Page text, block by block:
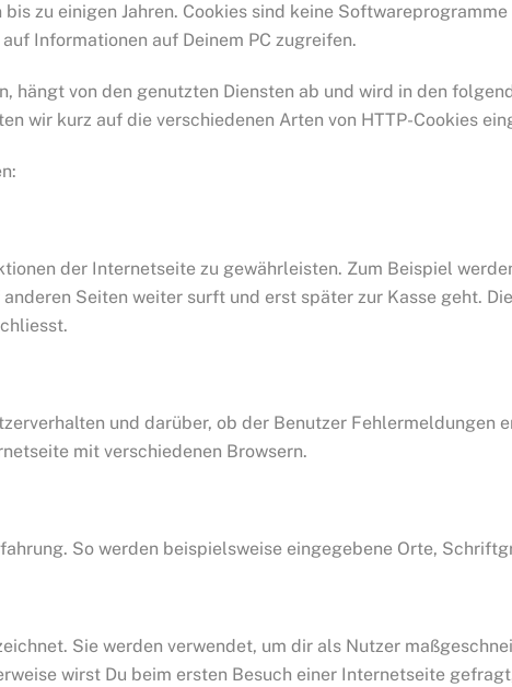
zu einigen Jahren. Cookies sind keine
Informationen auf Deinem PC zugreifen.
hängt von den genutzten Diensten ab und wird in den
wir kurz auf die verschiedenen Arten von HTTP-Cookies
der Internetseite zu gewährleisten. Zum Beispiel
Seiten weiter surft und erst später zur Kasse geht.
und darüber, ob der Benutzer Fehlermeldungen
mit verschiedenen Browsern.
So werden beispielsweise eingegebene Orte,
Sie werden verwendet, um dir als Nutzer
wirst Du beim ersten Besuch einer Internetseite